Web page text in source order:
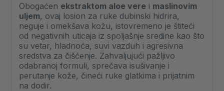
Obogaćen ekstraktom aloe vere i maslinovim
uljem, ovaj losion za ruke dubinski hidrira,
neguje i omekšava kožu, istovremeno je štiteći
od negativnih uticaja iz spoljašnje sredine kao što
su vetar, hladnoća, suvi vazduh i agresivna
sredstva za čišćenje. Zahvaljujući pažljivo
odabranoj formuli, sprečava isušivanje i
perutanje kože, čineći ruke glatkima i prijatnim
na dodir.